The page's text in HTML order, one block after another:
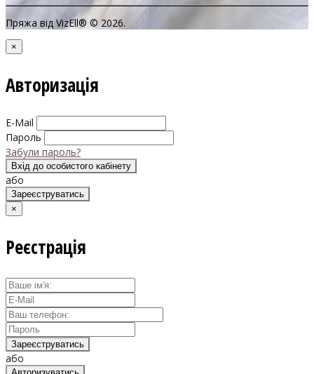
Пряжа від VizEll® © 2026.
×
Авторизація
E-Mail
Пароль
Забули пароль?
Вхід до особистого кабінету
або
Зареєструватись
×
Реєстрація
Зареєструватись
або